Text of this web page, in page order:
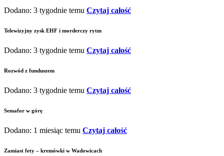
Dodano: 3 tygodnie temu Czytaj całość
Telewizyjny zysk EHF i morderczy rytm
Dodano: 3 tygodnie temu Czytaj całość
Rozwód z funduszem
Dodano: 3 tygodnie temu Czytaj całość
Semafor w górę
Dodano: 1 miesiąc temu Czytaj całość
Zamiast fety – kremówki w Wadowicach